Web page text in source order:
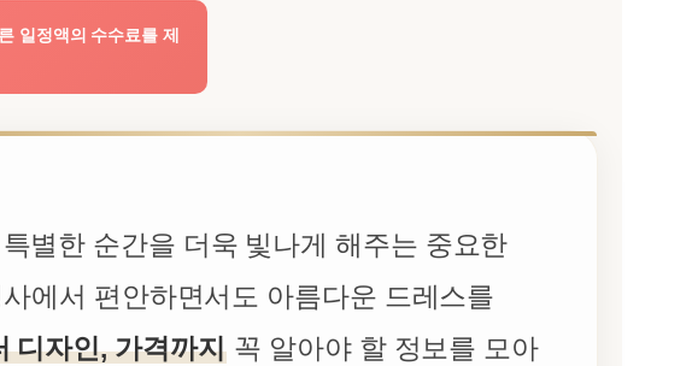
일정액의 수수료를 제
별한 순간을 더욱 빛나게 해주는 중요한
에서 편안하면서도 아름다운 드레스를
디자인, 가격까지 꼭 알아야 할 정보를 모아